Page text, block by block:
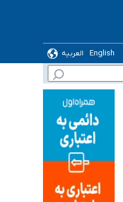
English
العربیه